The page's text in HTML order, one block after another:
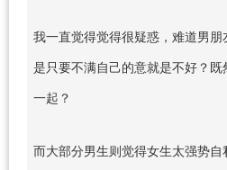
我一直觉得觉得很疑惑，难道男
是只要不满自己的意就是不好？
一起？
而大部分男生则觉得女生太强势